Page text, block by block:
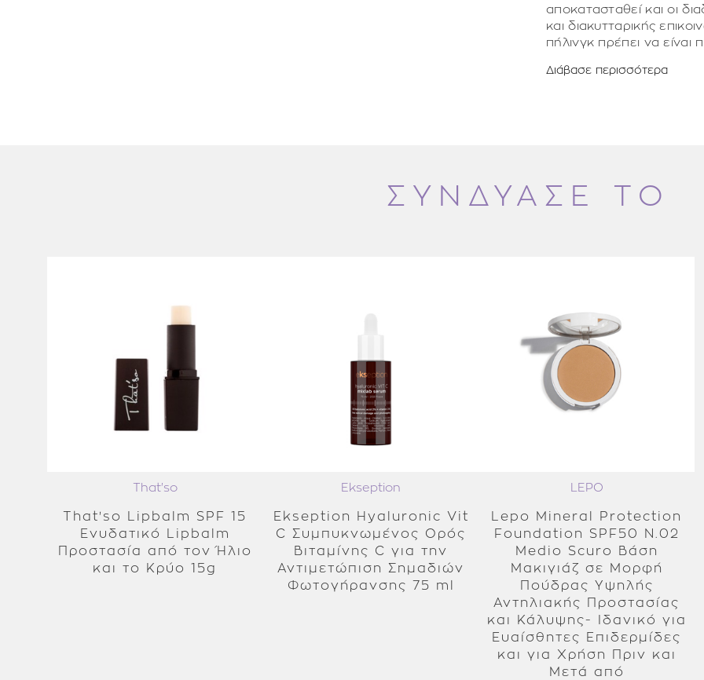
αποκατασταθεί και οι
και διακυτταρικής
πήλινγκ πρέπει να είναι
μεμονωμένα είναι πολύ
Το σύμπλεγμα
σε 48 ώρες σε σύγκριση
για να αναστρέψει
Καταπραΰνει το δέρμα
Κύρια συστατικά:
Σύμπλεγμα
ακετυλο γλουταμίνη (5%).
Σύμπλεγμα
Αποκλειστική
Μεγάλη περιεκτικότητα
Βέλτιστο pH.
Τρόπος χρήσης:
Ως καθημερινή
συνδυασμό με ένα
Ως αναπλαστική
χρησιμοποιήστε το
την ημέρα.
Το βράδυ, καθαρίστε το
Βάλτε μια ποσότητα
Διάβασε περισσότερα
ΣΥΝΔΥΑΣΕ ΤΟ
That'so
That'so Lipbalm SPF 15
Ενυδατικό Lipbalm
Προστασία από τον Ήλιο
και το Κρύο 15g
Ekseption
Ekseption Hyaluronic Vit
C Συμπυκνωμένος Ορός
Βιταμίνης C για την
Αντιμετώπιση Σημαδιών
Φωτογήρανσης 75 ml
LEPO
Lepo Mineral Protection
Foundation SPF50 N.02
Medio Scuro Βάση
Μακιγιάζ σε Μορφή
Πούδρας Υψηλής
Αντηλιακής Προστασίας
και Κάλυψης- Ιδανικό για
Ευαίσθητες Επιδερμίδες
και για Χρήση Πριν και
Μετά από